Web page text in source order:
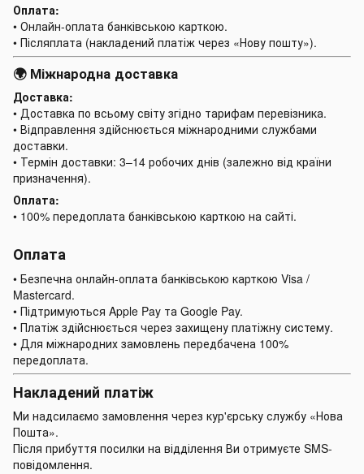
Оплата:
• Онлайн-оплата банківською карткою.
• Післяплата (накладений платіж через «Нову пошту»).
🌍 Міжнародна доставка
Доставка:
• Доставка по всьому світу згідно тарифам перевізника.
• Відправлення здійснюється міжнародними службами
доставки.
• Термін доставки: 3–14 робочих днів (залежно від країни
призначення).
Оплата:
• 100% передоплата банківською карткою на сайті.
Оплата
• Безпечна онлайн-оплата банківською карткою Visa /
Mastercard.
• Підтримуються Apple Pay та Google Pay.
• Платіж здійснюється через захищену платіжну систему.
• Для міжнародних замовлень передбачена 100%
передоплата.
Накладений платіж
Ми надсилаємо замовлення через кур'єрську службу «Нова
Пошта».
Після прибуття посилки на відділення Ви отримуєте SMS-
повідомлення.